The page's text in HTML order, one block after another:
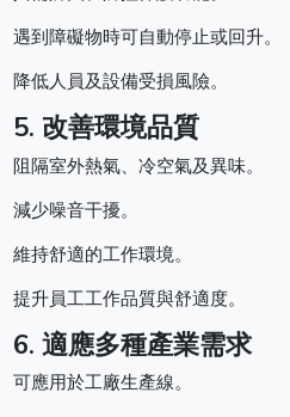
遇到障礙物時可自動停止或回升。
降低人員及設備受損風險。
5. 改善環境品質
阻隔室外熱氣、冷空氣及異味。
減少噪音干擾。
維持舒適的工作環境。
提升員工工作品質與舒適度。
6. 適應多種產業需求
可應用於工廠生產線。